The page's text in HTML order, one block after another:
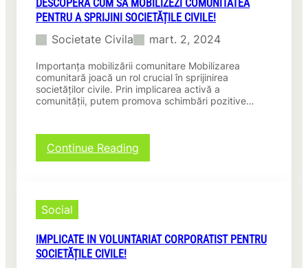
societatea
civilă!
DESCOPERĂ CUM SĂ MOBILIZEZI COMUNITATEA
PENTRU A SPRIJINI SOCIETĂȚILE CIVILE!
Societate Civila mart. 2, 2024
Importanța mobilizării comunitare Mobilizarea
comunitară joacă un rol crucial în sprijinirea
societăților civile. Prin implicarea activă a
comunității, putem promova schimbări pozitive…
Continue Reading
Descoperă
a
Social
IMPLICATE IN VOLUNTARIAT CORPORATIST PENTRU
SOCIETĂȚILE CIVILE!